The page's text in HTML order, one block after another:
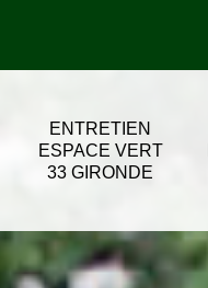
ENTRETIEN
ESPACE VERT
33 GIRONDE